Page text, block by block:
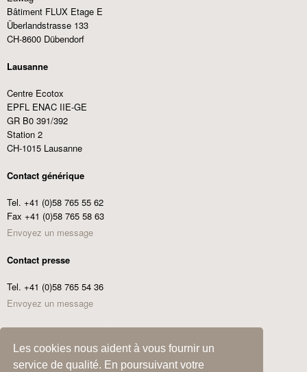
Les cookies nous aident à vous fournir un
service de qualité. En poursuivant votre
Bâtiment FLUX Etage E
Überlandstrasse 133
CH-8600 Dübendorf
Lausanne
Centre Ecotox
EPFL ENAC IIE-GE
GR B0 391/392
Station 2
CH-1015 Lausanne
Contact générique
Tel. +41 (0)58 765 55 62
Fax +41 (0)58 765 58 63
Envoyez un message
Contact presse
Tel. +41 (0)58 765 54 36
Envoyez un message
Commander les Centre Ecotox News